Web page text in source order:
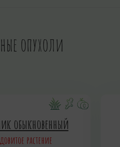
опухоли
обыкновенный
растение